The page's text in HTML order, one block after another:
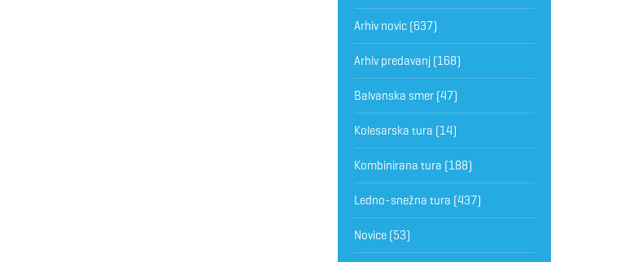
Arhiv novic(637)
Arhiv predavanj(168)
Balvanska smer(47)
Kolesarska tura (14)
Kombinirana tura (188)
Ledno-snežna tura (437)
Novice(53)